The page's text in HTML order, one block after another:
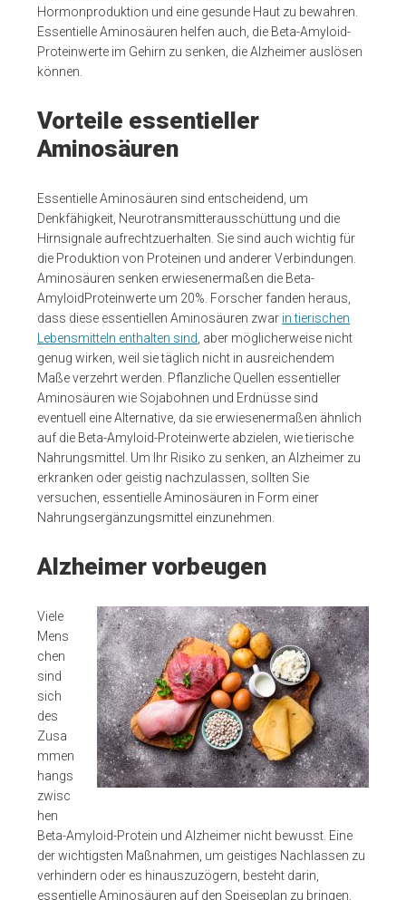
Hormonproduktion und eine gesunde Haut zu bewahren.
Essentielle Aminosäuren helfen auch, die Beta-Amyloid-
Proteinwerte im Gehirn zu senken, die Alzheimer auslösen
können.
Vorteile essentieller
Aminosäuren
Essentielle Aminosäuren sind entscheidend, um
Denkfähigkeit, Neurotransmitterausschüttung und die
Hirnsignale aufrechtzuerhalten. Sie sind auch wichtig für
die Produktion von Proteinen und anderer Verbindungen.
Aminosäuren senken erwiesenermaßen die Beta-
AmyloidProteinwerte um 20%. Forscher fanden heraus,
dass diese essentiellen Aminosäuren zwar in tierischen
Lebensmitteln enthalten sind , aber möglicherweise nicht
genug wirken, weil sie täglich nicht in ausreichendem
Maße verzehrt werden. Pflanzliche Quellen essentieller
Aminosäuren wie Sojabohnen und Erdnüsse sind
eventuell eine Alternative, da sie erwiesenermaßen ähnlich
auf die Beta-Amyloid-Proteinwerte abzielen, wie tierische
Nahrungsmittel. Um Ihr Risiko zu senken, an Alzheimer zu
erkranken oder geistig nachzulassen, sollten Sie
versuchen, essentielle Aminosäuren in Form einer
Nahrungsergänzungsmittel einzunehmen.
Alzheimer vorbeugen
Viele
Mens
chen
sind
sich
des
Zusa
mmen
hangs
zwisc
hen
Beta-Amyloid-Protein und Alzheimer nicht bewusst. Eine
der wichtigsten Maßnahmen, um geistiges Nachlassen zu
verhindern oder es hinauszuzögern, besteht darin,
essentielle Aminosäuren auf den Speiseplan zu bringen.